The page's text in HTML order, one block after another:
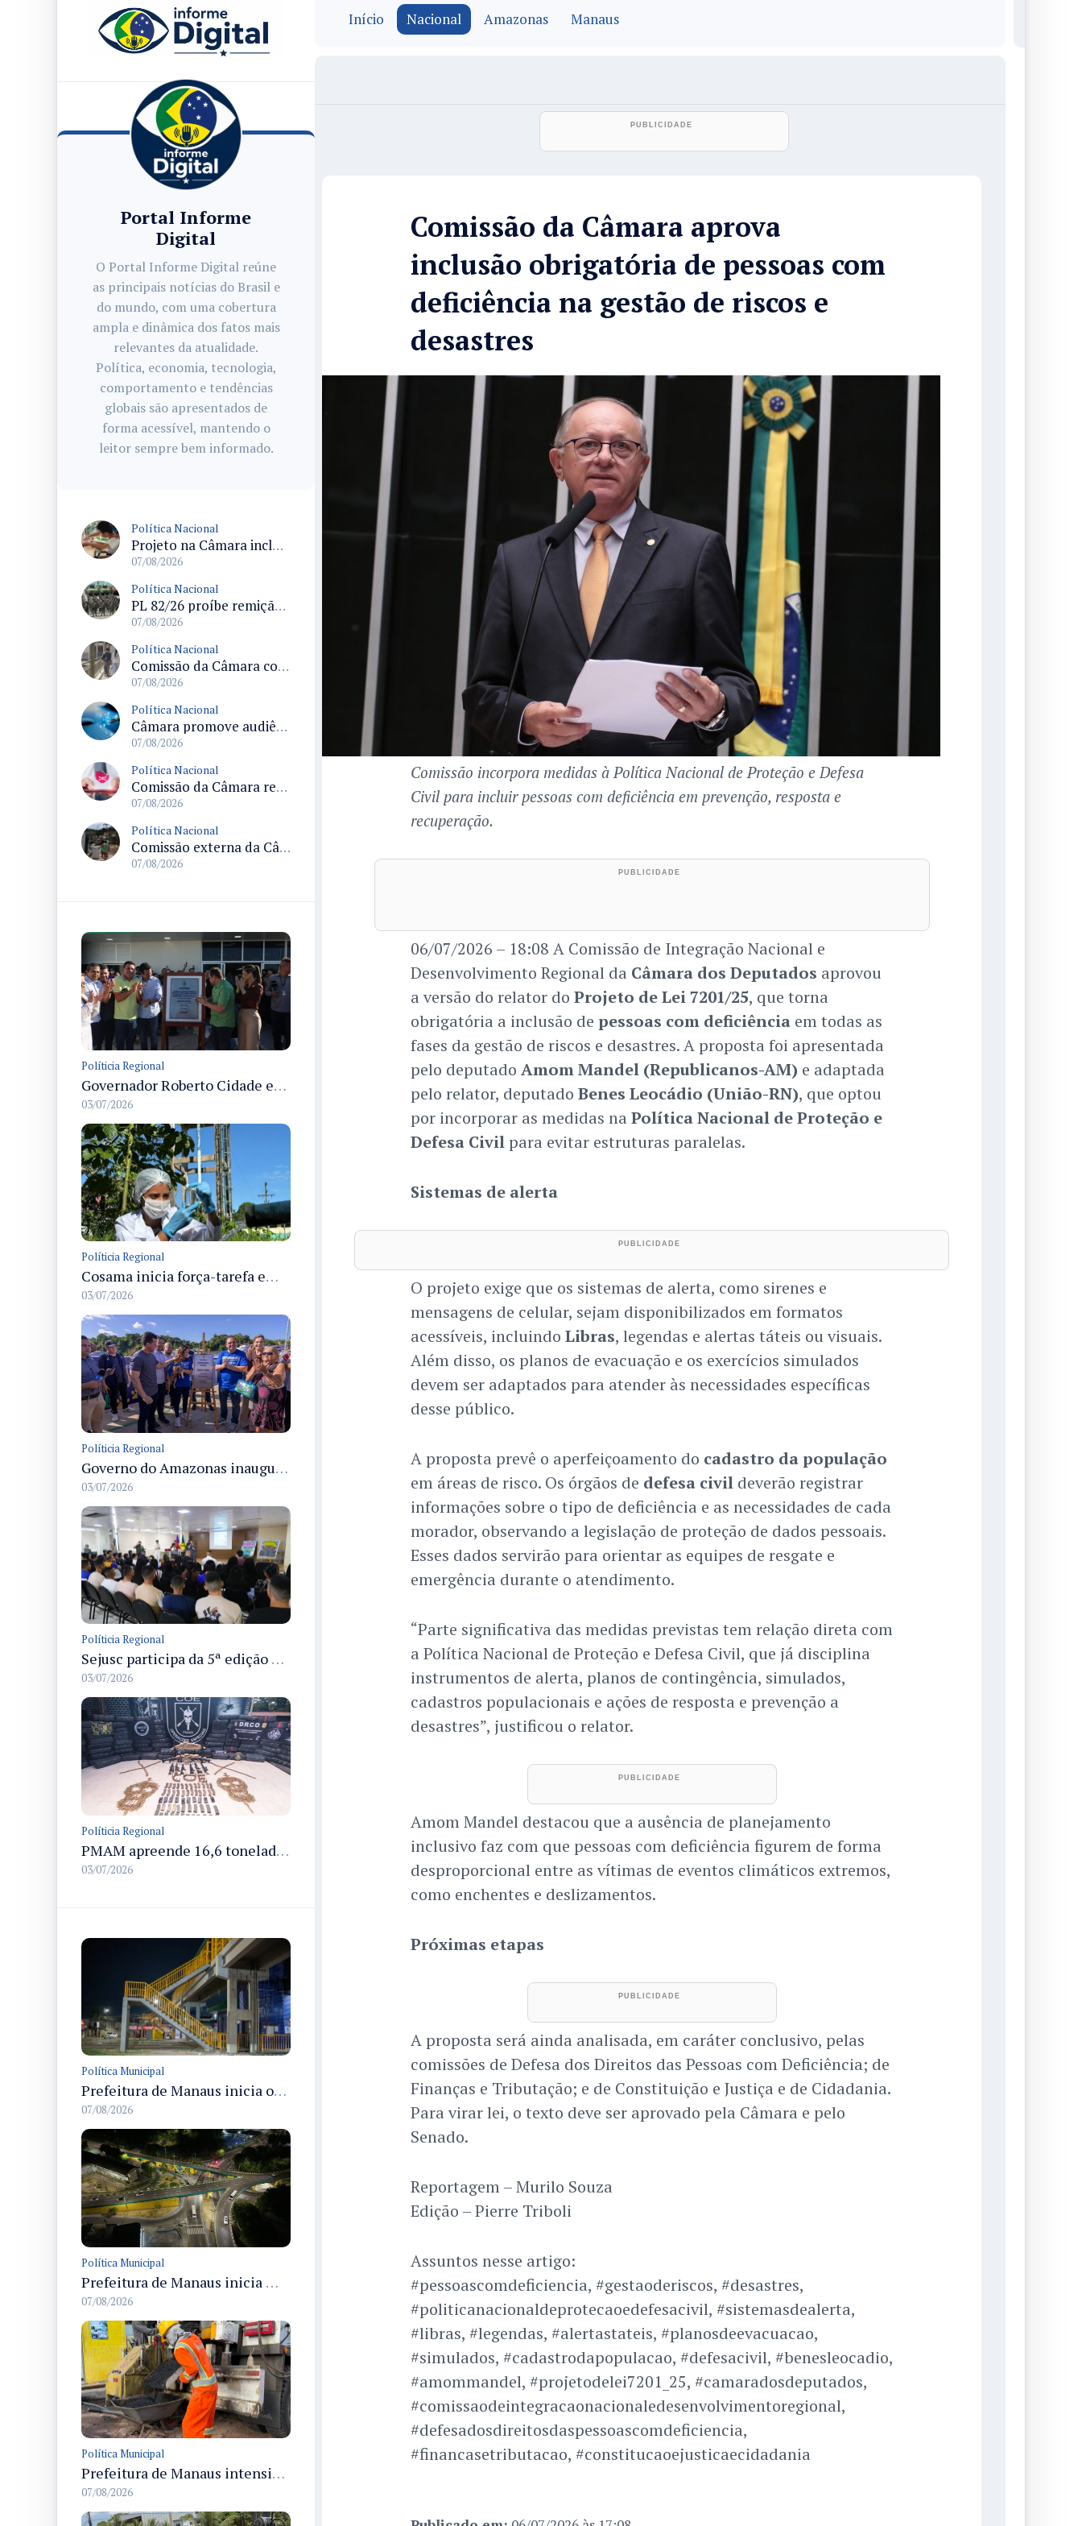
Portal Informe
Digital
O Portal Informe Digital reúne
as principais notícias do Brasil e
do mundo, com uma cobertura
ampla e dinâmica dos fatos mais
relevantes da atualidade.
Política, economia, tecnologia,
comportamento e tendências
globais são apresentados de
forma acessível, mantendo o
leitor sempre bem informado.
Política Nacional
Projeto na Câmara inclui estudantes com deficiência no regime escolar especial da LDB e estabelece critérios para frequência
07/08/2026
Política Nacional
PL 82/26 proíbe remição de pena por trabalho em funções militares para condenados por crimes contra o Estado Democrático de Direito
07/08/2026
Política Nacional
Comissão da Câmara convoca audiência para discutir misoginia nas escolas e universidades após divulgação de listas misóginas
07/08/2026
Política Nacional
Câmara promove audiência sobre Marco de Fomento à Economia Digital e impactos da inteligência artificial
07/08/2026
Política Nacional
Comissão da Câmara realiza audiência sobre apostas online para medir o tamanho do mercado ilegal
07/08/2026
Política Nacional
Comissão externa da Câmara convoca audiência pública sobre chuvas na Zona da Mata de Minas Gerais e impactos em Juiz de Fora
07/08/2026
Políticia Regional
Governador Roberto Cidade entrega readequação do ambulatório da FCecon e amplia capacidade de atendimento oncológico em Manaus
03/07/2026
Políticia Regional
Cosama inicia força-tarefa em Anamã para fortalecer abastecimento de água e segurança hídrica da população
03/07/2026
Políticia Regional
Governo do Amazonas inaugura primeiro Castramóvel Fluvial para atendimento veterinário às comunidades ribeirinhas e castração gratuita
03/07/2026
Políticia Regional
Sejusc participa da 5ª edição do Caminhos Literários com foco na cultura hip-hop nas unidades socioeducativas
03/07/2026
Políticia Regional
PMAM apreende 16,6 toneladas de entorpecentes e registra aumento nas prisões em flagrante e nas capturas de foragidos no primeiro semestre de 2026
03/07/2026
Política Municipal
Prefeitura de Manaus inicia obras de revitalização na passarela Max Teixeira para ampliar segurança e mobilidade urbana
07/08/2026
Política Municipal
Prefeitura de Manaus inicia modernização do viaduto Miguel Arraes com pintura, grafites e iluminação em LED
07/08/2026
Política Municipal
Prefeitura de Manaus intensifica operação Tapa-Buracos na rua Ituiutaba e amplia manutenção viária no Redenção
07/08/2026
Início Nacional Amazonas Manaus
Comissão da Câmara aprova
inclusão obrigatória de pessoas com
deficiência na gestão de riscos e
desastres
Comissão incorpora medidas à Política Nacional de Proteção e Defesa
Civil para incluir pessoas com deficiência em prevenção, resposta e
recuperação.
06/07/2026 – 18:08 A Comissão de Integração Nacional e
Desenvolvimento Regional da Câmara dos Deputados aprovou
a versão do relator do Projeto de Lei 7201/25, que torna
obrigatória a inclusão de pessoas com deficiênciaem todas as
fases da gestão de riscos e desastres. A proposta foi apresentada
pelo deputado Amom Mandel (Republicanos-AM) e adaptada
pelo relator, deputado Benes Leocádio (União-RN), que optou
por incorporar as medidas na Política Nacional de Proteção e
Defesa Civilpara evitar estruturas paralelas.
Sistemas de alerta
O projeto exige que os sistemas de alerta, como sirenes e
mensagens de celular, sejam disponibilizados em formatos
acessíveis, incluindo Libras, legendas e alertas táteis ou visuais.
Além disso, os planos de evacuação e os exercícios simulados
devem ser adaptados para atender às necessidades específicas
desse público.
A proposta prevê o aperfeiçoamento do cadastro da população
em áreas de risco. Os órgãos de defesa civildeverão registrar
informações sobre o tipo de deficiência e as necessidades de cada
morador, observando a legislação de proteção de dados pessoais.
Esses dados servirão para orientar as equipes de resgate e
emergência durante o atendimento.
“Parte significativa das medidas previstas tem relação direta com
a Política Nacional de Proteção e Defesa Civil, que já disciplina
instrumentos de alerta, planos de contingência, simulados,
cadastros populacionais e ações de resposta e prevenção a
desastres”, justificou o relator.
Amom Mandel destacou que a ausência de planejamento
inclusivo faz com que pessoas com deficiência figurem de forma
desproporcional entre as vítimas de eventos climáticos extremos,
como enchentes e deslizamentos.
Próximas etapas
A proposta será ainda analisada, em caráter conclusivo, pelas
comissões de Defesa dos Direitos das Pessoas com Deficiência; de
Finanças e Tributação; e de Constituição e Justiça e de Cidadania.
Para virar lei, o texto deve ser aprovado pela Câmara e pelo
Senado.
Reportagem – Murilo Souza
Edição – Pierre Triboli
Assuntos nesse artigo:
#pessoascomdeficiencia, #gestaoderiscos, #desastres,
#politicanacionaldeprotecaoedefesacivil, #sistemasdealerta,
#libras, #legendas, #alertastateis, #planosdeevacuacao,
#simulados, #cadastrodapopulacao, #defesacivil, #benesleocadio,
#amommandel, #projetodelei7201_25, #camaradosdeputados,
#comissaodeintegracaonacionaledesenvolvimentoregional,
#defesadosdireitosdaspessoascomdeficiencia,
#financasetributacao, #constitucaoejusticaecidadania